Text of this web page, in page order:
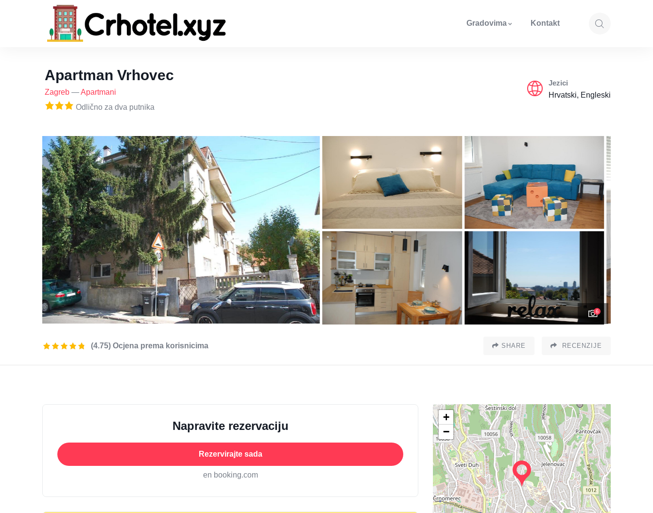
Gradovima Kontakt
Apartman Vrhovec
Zagreb —Apartmani
Odlično za dva putnika
Jezici
Hrvatski, Engleski
6
(4.75) Ocjena prema korisnicima SHARE RECENZIJE
Napravite rezervaciju
Rezervirajte sada
en booking.com
+
−